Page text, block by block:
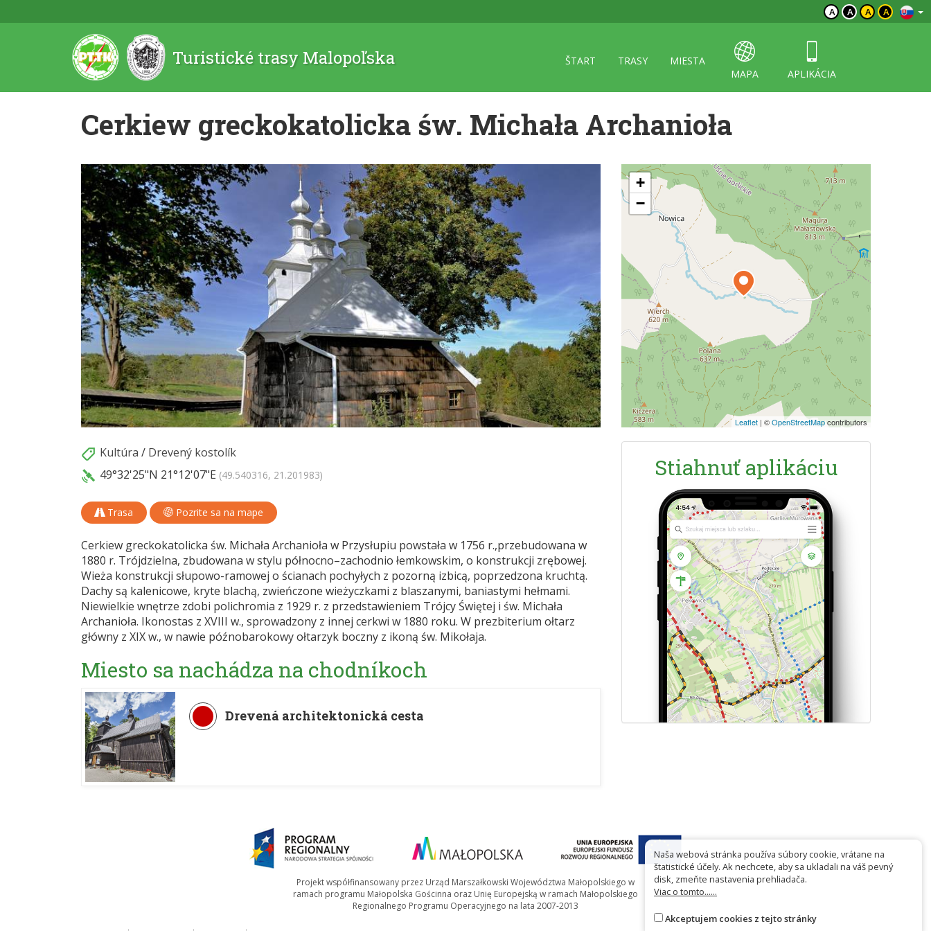
A A A A
Turistické trasy Malopoľska ŠTART TRASY
MIESTA
MAPA
APLIKÁCIA
Cerkiew greckokatolicka św. Michała Archanioła
Kultúra / Drevený kostolík
49°32'25"N 21°12'07"E (49.540316, 21.201983)
Trasa Pozrite sa na mape
Cerkiew greckokatolicka św. Michała Archanioła w Przysłupiu powstała w 1756 r.,przebudowana w
1880 r. Trójdzielna, zbudowana w stylu północno–zachodnio łemkowskim, o konstrukcji zrębowej.
Wieża konstrukcji słupowo-ramowej o ścianach pochyłych z pozorną izbicą, poprzedzona kruchtą.
Dachy są kalenicowe, kryte blachą, zwieńczone wieżyczkami z blaszanymi, baniastymi hełmami.
Niewielkie wnętrze zdobi polichromia z 1929 r. z przedstawieniem Trójcy Świętej i św. Michała
Archanioła. Ikonostas z XVIII w., sprowadzony z innej cerkwi w 1880 roku. W prezbiterium ołtarz
główny z XIX w., w nawie późnobarokowy ołtarzyk boczny z ikoną św. Mikołaja.
Miesto sa nachádza na chodníkoch
Drevená architektonická cesta
+
−
Leaflet | ©OpenStreetMapcontributors
Stiahnuť aplikáciu
Projekt współfinansowany przez Urząd Marszałkowski Województwa Małopolskiego w
ramach programu Małopolska Gościnna oraz Unię Europejską w ramach Małopolskiego
Regionalnego Programu Operacyjnego na lata 2007-2013
Naša webová stránka používa súbory cookie, vrátane na
štatistické účely. Ak nechcete, aby sa ukladali na váš pevný
disk, zmeňte nastavenia prehliadača.
Viac o tomto......
Akceptujem cookies z tejto stránky